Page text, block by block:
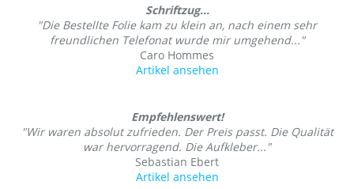
Schriftzug...
"Die Bestellte Folie kam zu klein an, nach einem sehr
freundlichen Telefonat wurde mir umgehend..."
Caro Hommes
Artikel ansehen
Empfehlenswert!
"Wir waren absolut zufrieden. Der Preis passt. Die Qualität
war hervorragend. Die Aufkleber..."
Sebastian Ebert
Artikel ansehen